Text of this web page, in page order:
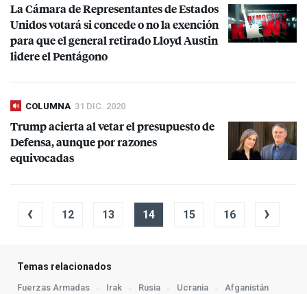
La Cámara de Representantes de Estados
Unidos votará si concede o no la exención
para que el general retirado Lloyd Austin
lidere el Pentágono
COLUMNA 31 DIC. 2020
Trump acierta al vetar el presupuesto de
Defensa, aunque por razones
equivocadas
‹ 12 13 14 15 16 ›
Temas relacionados
Fuerzas Armadas Irak Rusia Ucrania Afganistán